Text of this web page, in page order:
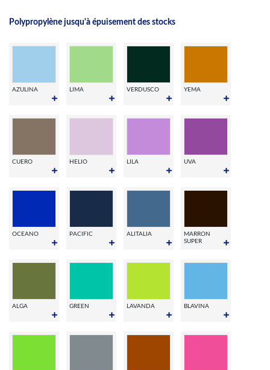
Polypropylène jusqu'à épuisement des stocks
AZULINA LIMA VERDUSCO YEMA
CUERO HELIO LILA UVA
OCEANO PACIFIC ALITALIA
MARRON
SUPER
ALGA GREEN LAVANDA BLAVINA